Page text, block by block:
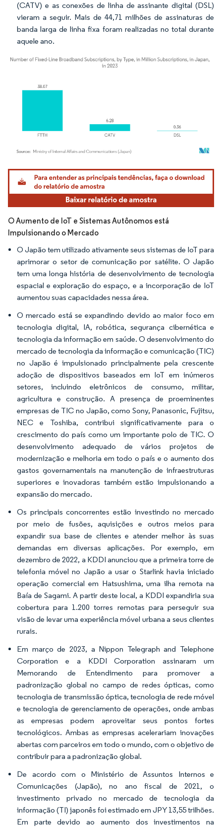
(CATV) e as conexões de linha de assinante digital (DSL)
vieram a seguir. Mais de 44,71 milhões de assinaturas de
banda larga de linha fixa foram realizadas no total durante
aquele ano.
Imagem © Mordor Intelligence. O reuso requer atribuição conforme CC BY 4.0.
O Aumento de IoT e Sistemas Autônomos está
Impulsionando o Mercado
O Japão tem utilizado ativamente seus sistemas de IoT para
aprimorar o setor de comunicação por satélite. O Japão
tem uma longa história de desenvolvimento de tecnologia
espacial e exploração do espaço, e a incorporação de IoT
aumentou suas capacidades nessa área.
O mercado está se expandindo devido ao maior foco em
tecnologia digital, IA, robótica, segurança cibernética e
tecnologia da informação em saúde. O desenvolvimento do
mercado de tecnologia da informação e comunicação (TIC)
no Japão é impulsionado principalmente pela crescente
adoção de dispositivos baseados em IoT em inúmeros
setores, incluindo eletrônicos de consumo, militar,
agricultura e construção. A presença de proeminentes
empresas de TIC no Japão, como Sony, Panasonic, Fujitsu,
NEC e Toshiba, contribui significativamente para o
crescimento do país como um importante polo de TIC. O
desenvolvimento adequado de vários projetos de
modernização e melhoria em todo o país e o aumento dos
gastos governamentais na manutenção de infraestruturas
superiores e inovadoras também estão impulsionando a
expansão do mercado.
Os principais concorrentes estão investindo no mercado
por meio de fusões, aquisições e outros meios para
expandir sua base de clientes e atender melhor às suas
demandas em diversas aplicações. Por exemplo, em
dezembro de 2022, a KDDI anunciou que a primeira torre de
telefonia móvel no Japão a usar o Starlink havia iniciado
operação comercial em Hatsushima, uma ilha remota na
Baía de Sagami. A partir deste local, a KDDI expandiria sua
cobertura para 1.200 torres remotas para perseguir sua
visão de levar uma experiência móvel urbana a seus clientes
rurais.
Em março de 2023, a Nippon Telegraph and Telephone
Corporation e a KDDI Corporation assinaram um
Memorando de Entendimento para promover a
padronização global no campo de redes ópticas, como
tecnologia de transmissão óptica, tecnologia de rede móvel
e tecnologia de gerenciamento de operações, onde ambas
as empresas podem aproveitar seus pontos fortes
tecnológicos. Ambas as empresas acelerariam inovações
abertas com parceiros em todo o mundo, com o objetivo de
contribuir para a padronização global.
De acordo com o Ministério de Assuntos Internos e
Comunicações (Japão), no ano fiscal de 2021, o
investimento privado no mercado de tecnologia da
informação (TI) japonês foi estimado em JPY 13,55 trilhões.
Em parte devido ao aumento dos investimentos na